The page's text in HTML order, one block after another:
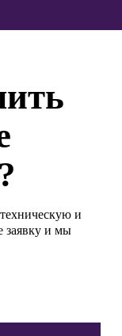
и
заявку и мы